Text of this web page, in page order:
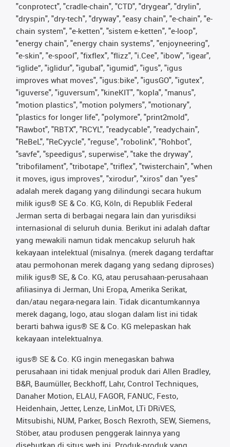
"conprotect", "cradle-chain", "CTD", "drygear", "drylin",
"dryspin", "dry-tech", "dryway", "easy chain", "e-chain", "e-
chain system", "e-ketten", "sistem e-ketten", "e-loop",
"energy chain", "energy chain systems", "enjoyneering",
"e-skin", "e-spool", "fixflex", "flizz", "i.Cee", "ibow", "igear",
“iglide”, "iglidur", "igubal", "igumid", "igus", "igus
improves what moves", "igus:bike", "igusGO", "igutex",
"iguverse", "iguversum", "kineKIT", "kopla", "manus",
"motion plastics", "motion polymers", "motionary",
"plastics for longer life", "polymore", "print2mold",
"Rawbot", "RBTX", "RCYL", "readycable", "readychain",
"ReBeL", "ReCyycle", "reguse", "robolink", "Rohbot",
"savfe", "speedigus", superwise", "take the dryway",
"tribofilament", "tribotape", "triflex", "twisterchain", "when
it moves, igus improves", "xirodur", "xiros" dan "yes"
adalah merek dagang yang dilindungi secara hukum
milik igus® SE & Co. KG, Köln, di Republik Federal
Jerman serta di berbagai negara lain dan yurisdiksi
internasional di seluruh dunia. Berikut ini adalah daftar
yang mewakili namun tidak mencakup seluruh hak
kekayaan intelektual (misalnya. (merek dagang terdaftar
atau permohonan merek dagang yang sedang diproses)
milik igus® SE, & Co. KG, atau perusahaan-perusahaan
afiliasinya di Jerman, Uni Eropa, Amerika Serikat,
dan/atau negara-negara lain. Tidak dicantumkannya
merek dagang, logo, atau slogan dalam list ini tidak
berarti bahwa igus® SE & Co. KG melepaskan hak
kekayaan intelektualnya.
igus® SE & Co. KG ingin menegaskan bahwa
perusahaan ini tidak menjual produk dari Allen Bradley,
B&R, Baumüller, Beckhoff, Lahr, Control Techniques,
Danaher Motion, ELAU, FAGOR, FANUC, Festo,
Heidenhain, Jetter, Lenze, LinMot, LTi DRiVES,
Mitsubishi, NUM, Parker, Bosch Rexroth, SEW, Siemens,
Stöber, atau produsen penggerak lainnya yang
disebutkan di situs web ini. Produk-produk yang